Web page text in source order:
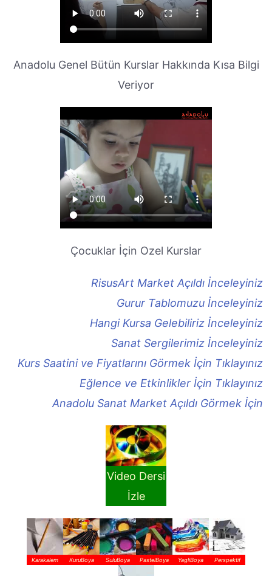
Anadolu Genel Bütün Kurslar Hakkında Kısa Bilgi
Veriyor
Çocuklar İçin Ozel Kurslar
RisusArt Market Açıldı İnceleyiniz
Gurur Tablomuzu İnceleyiniz
Hangi Kursa Gelebiliriz İnceleyiniz
Sanat Sergilerimiz İnceleyiniz
Kurs Saatini ve Fiyatlarını Görmek İçin Tıklayınız
Eğlence ve Etkinlikler İçin Tıklayınız
Anadolu Sanat Market Açıldı Görmek İçin
Video Dersi
İzle
Karakalem KuruBoya SuluBoya PastelBoya YagliBoya Perspektif